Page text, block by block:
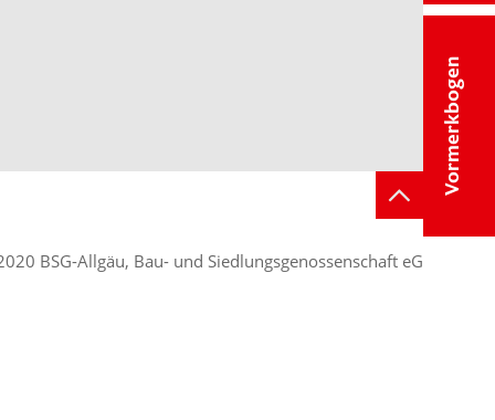
Vormerkbogen
BSG-Allgäu, Bau- und Siedlungsgenossenschaft eG